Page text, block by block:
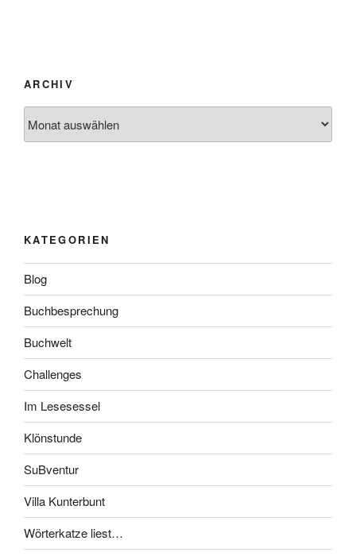
ARCHIV
KATEGORIEN
Blog
Buchbesprechung
Buchwelt
Challenges
Im Lesesessel
Klönstunde
SuBventur
Villa Kunterbunt
Wörterkatze liest…